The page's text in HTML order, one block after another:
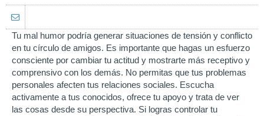
Tu mal humor podría generar situaciones de tensión y conflicto
en tu círculo de amigos. Es importante que hagas un esfuerzo
consciente por cambiar tu actitud y mostrarte más receptivo y
comprensivo con los demás. No permitas que tus problemas
personales afecten tus relaciones sociales. Escucha
activamente a tus conocidos, ofrece tu apoyo y trata de ver
las cosas desde su perspectiva. Si logras controlar tu